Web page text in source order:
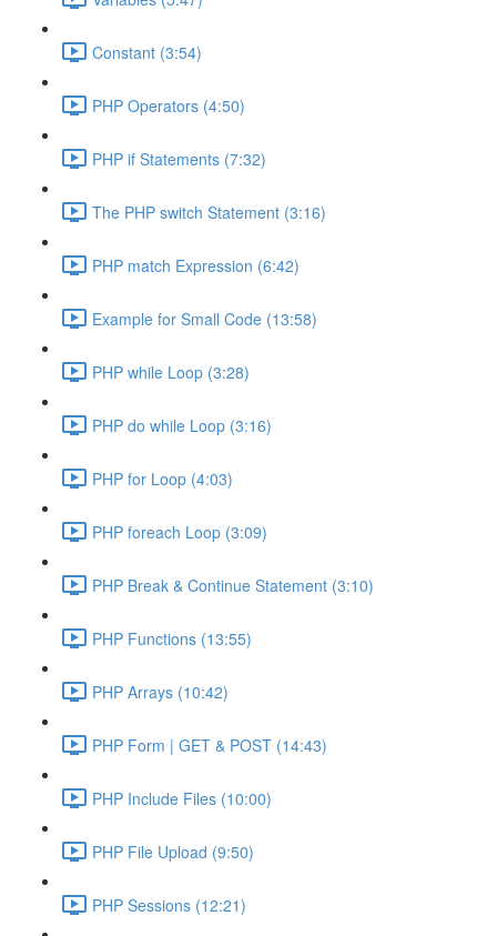
Constant (3:54)
PHP Operators (4:50)
PHP if Statements (7:32)
The PHP switch Statement (3:16)
PHP match Expression (6:42)
Example for Small Code (13:58)
PHP while Loop (3:28)
PHP do while Loop (3:16)
PHP for Loop (4:03)
PHP foreach Loop (3:09)
PHP Break & Continue Statement (3:10)
PHP Functions (13:55)
PHP Arrays (10:42)
PHP Form | GET & POST (14:43)
PHP Include Files (10:00)
PHP File Upload (9:50)
PHP Sessions (12:21)